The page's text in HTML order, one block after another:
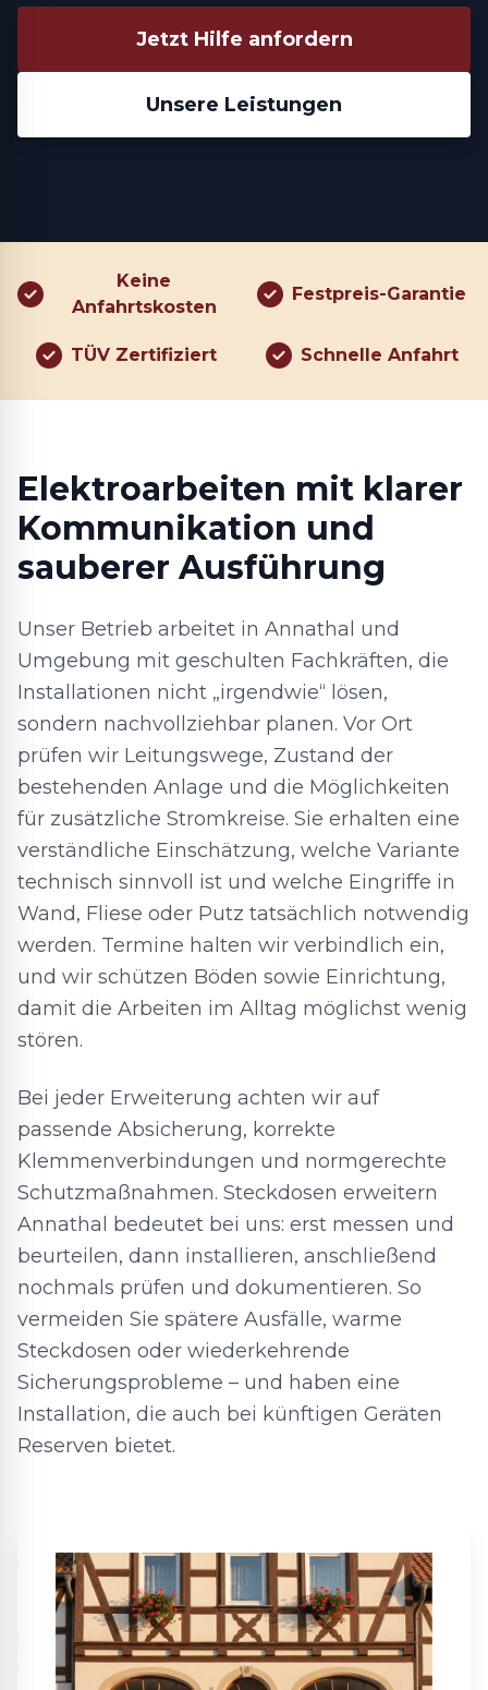
Jetzt Hilfe anfordern
Unsere Leistungen
Keine
Anfahrtskosten
Festpreis-Garantie
TÜV Zertifiziert Schnelle Anfahrt
Elektroarbeiten mit klarer
Kommunikation und
sauberer Ausführung
Unser Betrieb arbeitet in Annathal und
Umgebung mit geschulten Fachkräften, die
Installationen nicht „irgendwie“ lösen,
sondern nachvollziehbar planen. Vor Ort
prüfen wir Leitungswege, Zustand der
bestehenden Anlage und die Möglichkeiten
für zusätzliche Stromkreise. Sie erhalten eine
verständliche Einschätzung, welche Variante
technisch sinnvoll ist und welche Eingriffe in
Wand, Fliese oder Putz tatsächlich notwendig
werden. Termine halten wir verbindlich ein,
und wir schützen Böden sowie Einrichtung,
damit die Arbeiten im Alltag möglichst wenig
stören.
Bei jeder Erweiterung achten wir auf
passende Absicherung, korrekte
Klemmenverbindungen und normgerechte
Schutzmaßnahmen. Steckdosen erweitern
Annathal bedeutet bei uns: erst messen und
beurteilen, dann installieren, anschließend
nochmals prüfen und dokumentieren. So
vermeiden Sie spätere Ausfälle, warme
Steckdosen oder wiederkehrende
Sicherungsprobleme – und haben eine
Installation, die auch bei künftigen Geräten
Reserven bietet.